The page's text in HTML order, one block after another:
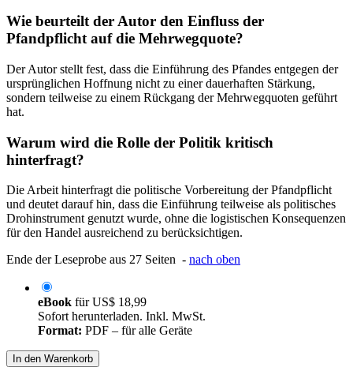
Wie beurteilt der Autor den Einfluss der
Pfandpflicht auf die Mehrwegquote?
Der Autor stellt fest, dass die Einführung des Pfandes entgegen der
ursprünglichen Hoffnung nicht zu einer dauerhaften Stärkung,
sondern teilweise zu einem Rückgang der Mehrwegquoten geführt
hat.
Warum wird die Rolle der Politik kritisch
hinterfragt?
Die Arbeit hinterfragt die politische Vorbereitung der Pfandpflicht
und deutet darauf hin, dass die Einführung teilweise als politisches
Drohinstrument genutzt wurde, ohne die logistischen Konsequenzen
für den Handel ausreichend zu berücksichtigen.
Ende der Leseprobe aus 27 Seiten - nach oben
eBook fürUS$ 18,99
Sofort herunterladen. Inkl. MwSt.
Format: PDF – für alle Geräte
In den Warenkorb